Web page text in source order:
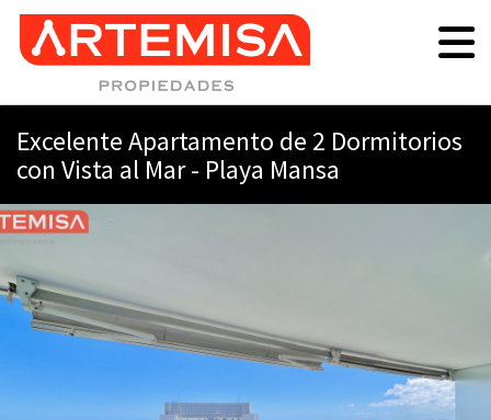
Excelente Apartamento de 2 Dormitorios
con Vista al Mar - Playa Mansa